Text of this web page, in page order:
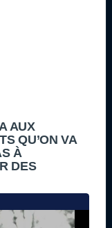
AUX
QU’ON VA
À
DES